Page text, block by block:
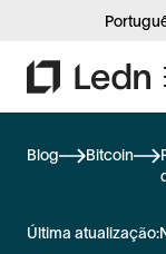
Blog Bitcoin
Última atualização: